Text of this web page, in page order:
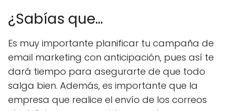
¿Sabías que...
Es muy importante planificar tu campaña de
email marketing con anticipación, pues así te
dará tiempo para asegurarte de que todo
salga bien. Además, es importante que la
empresa que realice el envío de los correos